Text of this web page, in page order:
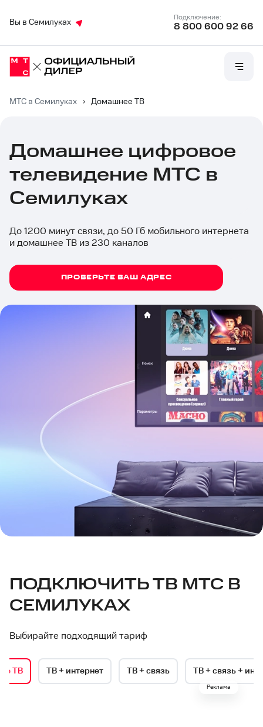
Вы в Семилуках
Подключение:
8 800 600 92 66
МТС в Семилуках › Домашнее ТВ
Домашнее цифровое
телевидение МТС в
Семилуках
До 1200 минут связи, до 50 Гб мобильного интернета
и домашнее ТВ из 230 каналов
ПРОВЕРЬТЕ ВАШ АДРЕС
ПОДКЛЮЧИТЬ ТВ МТС В
СЕМИЛУКАХ
Выбирайте подходящий тариф
ТВ ТВ + интернет ТВ + связь ТВ + связь +
Реклама